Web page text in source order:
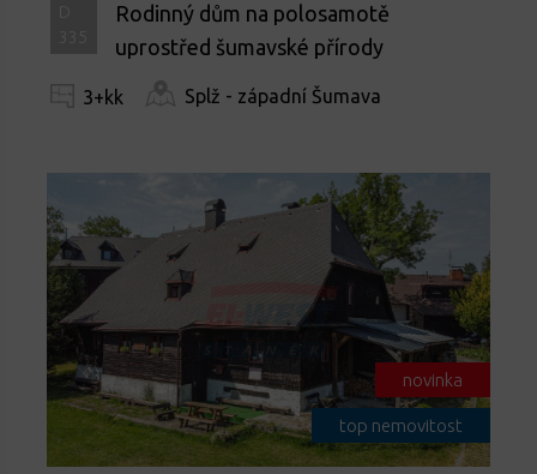
Rodinný dům na polosamotě
uprostřed šumavské přírody
3+kk Splž - západní Šumava
novinka
top nemovitost